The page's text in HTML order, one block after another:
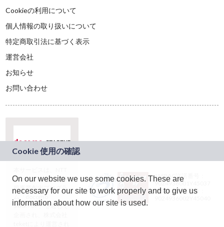
Cookieの利用について
個人情報の取り扱いについて
特定商取引法に基づく表示
運営会社
お知らせ
お問い合わせ
ドコモグループの新
規事業創出プログラ
ム「docomo
STARTUP」を通じて
JASRAC許諾番号：
9024936001Y45037
JASRAC許諾番号：
On our website we use some cookies. These are
necessary for our site to work properly and to give us
information about how our site is used.